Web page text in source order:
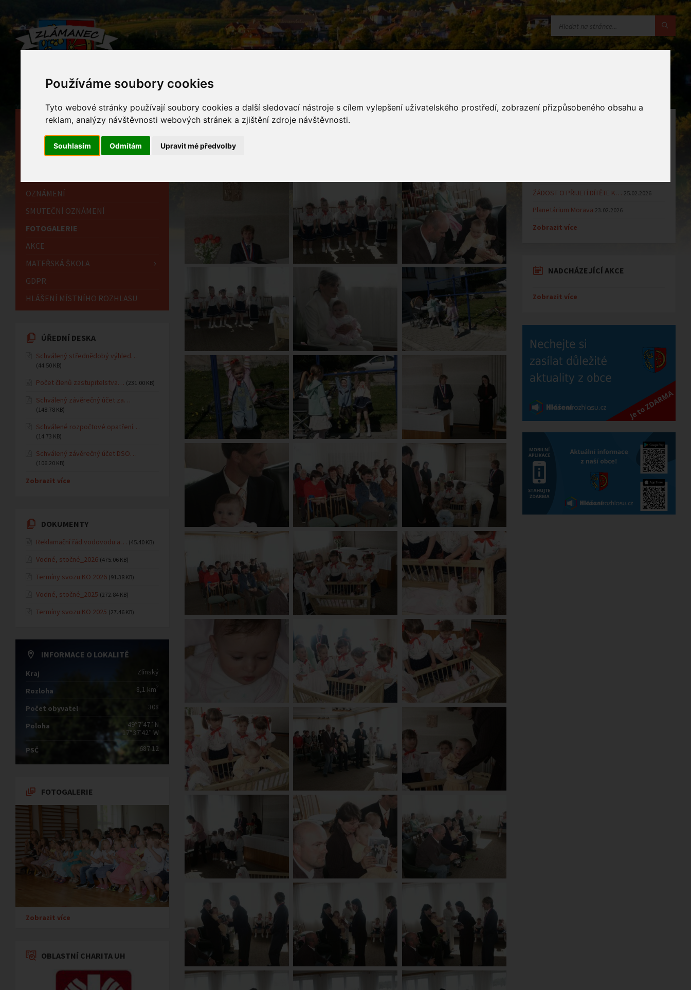
Používáme soubory cookies
Tyto webové stránky používají soubory cookies a další sledovací nástroje s cílem vylepšení uživatelského prostředí, zobrazení přizpůsobeného obsahu a
reklam, analýzy návštěvnosti webových stránek a zjištění zdroje návštěvnosti.
Souhlasím Odmítám Upravit mé předvolby
Fotogalerie
HLAVNÍ STRÁNKA
OBECNÍ ÚŘAD
HISTORIE
OZNÁMENÍ
SMUTEČNÍ OZNÁMENÍ
FOTOGALERIE
AKCE
MATEŘSKÁ ŠKOLA
GDPR
HLÁŠENÍ MÍSTNÍHO ROZHLASU
ÚŘEDNÍ DESKA
Schválený střednědobý výhled…
(44.50 KB)
Počet členů zastupitelstva… (231.00 KB)
Schválený závěrečný účet za…
(148.78 KB)
Schválené rozpočtové opatření…
(14.73 KB)
Schválený závěrečný účet DSO…
(106.20 KB)
Zobrazit více
DOKUMENTY
Reklamační řád vodovodu a… (45.40 KB)
Vodné, stočné_2026 (475.06 KB)
Termíny svozu KO 2026 (91.38 KB)
Vodné, stočné_2025 (272.84 KB)
Termíny svozu KO 2025 (27.46 KB)
INFORMACE O LOKALITĚ
Kraj Zlínský
Rozloha 8,1 km2
Počet obyvatel 308
Poloha
49°7′47″ N
17°37′42″ W
PSČ
687 12
FOTOGALERIE
Zobrazit více
OBLASTNÍ CHARITA UH
ŽÁDOST O PŘIJETÍ DÍTĚTE K… 25.02.2026
Planetárium Morava 23.02.2026
Zobrazit více
NADCHÁZEJÍCÍ AKCE
Zobrazit více